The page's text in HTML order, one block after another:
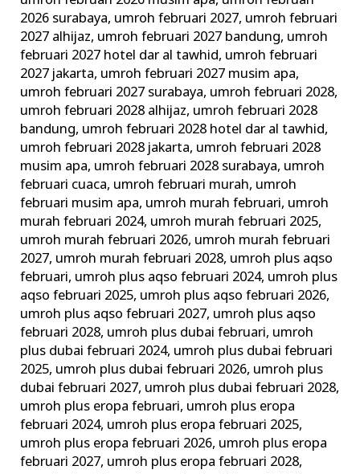
2026 surabaya, umroh februari 2027, umroh februari
2027 alhijaz, umroh februari 2027 bandung, umroh
februari 2027 hotel dar al tawhid, umroh februari
2027 jakarta, umroh februari 2027 musim apa,
umroh februari 2027 surabaya, umroh februari 2028,
umroh februari 2028 alhijaz, umroh februari 2028
bandung, umroh februari 2028 hotel dar al tawhid,
umroh februari 2028 jakarta, umroh februari 2028
musim apa, umroh februari 2028 surabaya, umroh
februari cuaca, umroh februari murah, umroh
februari musim apa, umroh murah februari, umroh
murah februari 2024, umroh murah februari 2025,
umroh murah februari 2026, umroh murah februari
2027, umroh murah februari 2028, umroh plus aqso
februari, umroh plus aqso februari 2024, umroh plus
aqso februari 2025, umroh plus aqso februari 2026,
umroh plus aqso februari 2027, umroh plus aqso
februari 2028, umroh plus dubai februari, umroh
plus dubai februari 2024, umroh plus dubai februari
2025, umroh plus dubai februari 2026, umroh plus
dubai februari 2027, umroh plus dubai februari 2028,
umroh plus eropa februari, umroh plus eropa
februari 2024, umroh plus eropa februari 2025,
umroh plus eropa februari 2026, umroh plus eropa
februari 2027, umroh plus eropa februari 2028,